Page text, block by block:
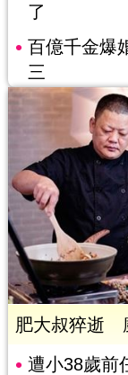
了
百億千金爆
三
肥大叔猝逝
遭小38歲前